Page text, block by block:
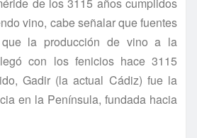
vino, cabe señalar que fuentes
que la producción de vino a la
con los fenicios hace 3115
Gadir (la actual Cádiz) fue la
en la Península, fundada hacia